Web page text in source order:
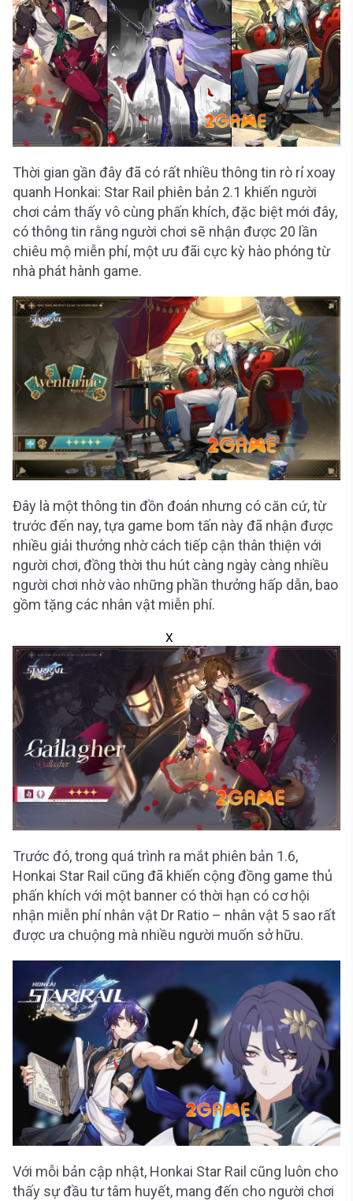
Thời gian gần đây đã có rất nhiều thông tin rò rỉ xoay
quanh Honkai: Star Rail phiên bản 2.1 khiến người
chơi cảm thấy vô cùng phấn khích, đặc biệt mới đây,
có thông tin rằng người chơi sẽ nhận được 20 lần
chiêu mộ miễn phí, một ưu đãi cực kỳ hào phóng từ
nhà phát hành game.
Đây là một thông tin đồn đoán nhưng có căn cứ, từ
trước đến nay, tựa game bom tấn này đã nhận được
nhiều giải thưởng nhờ cách tiếp cận thân thiện với
người chơi, đồng thời thu hút càng ngày càng nhiều
người chơi nhờ vào những phần thưởng hấp dẫn, bao
gồm tặng các nhân vật miễn phí.
X
Trước đó, trong quá trình ra mắt phiên bản 1.6,
Honkai Star Rail cũng đã khiến cộng đồng game thủ
phấn khích với một banner có thời hạn có cơ hội
nhận miễn phí nhân vật Dr Ratio – nhân vật 5 sao rất
được ưa chuộng mà nhiều người muốn sở hữu.
Với mỗi bản cập nhật, Honkai Star Rail cũng luôn cho
thấy sự đầu tư tâm huyết, mang đến cho người chơi